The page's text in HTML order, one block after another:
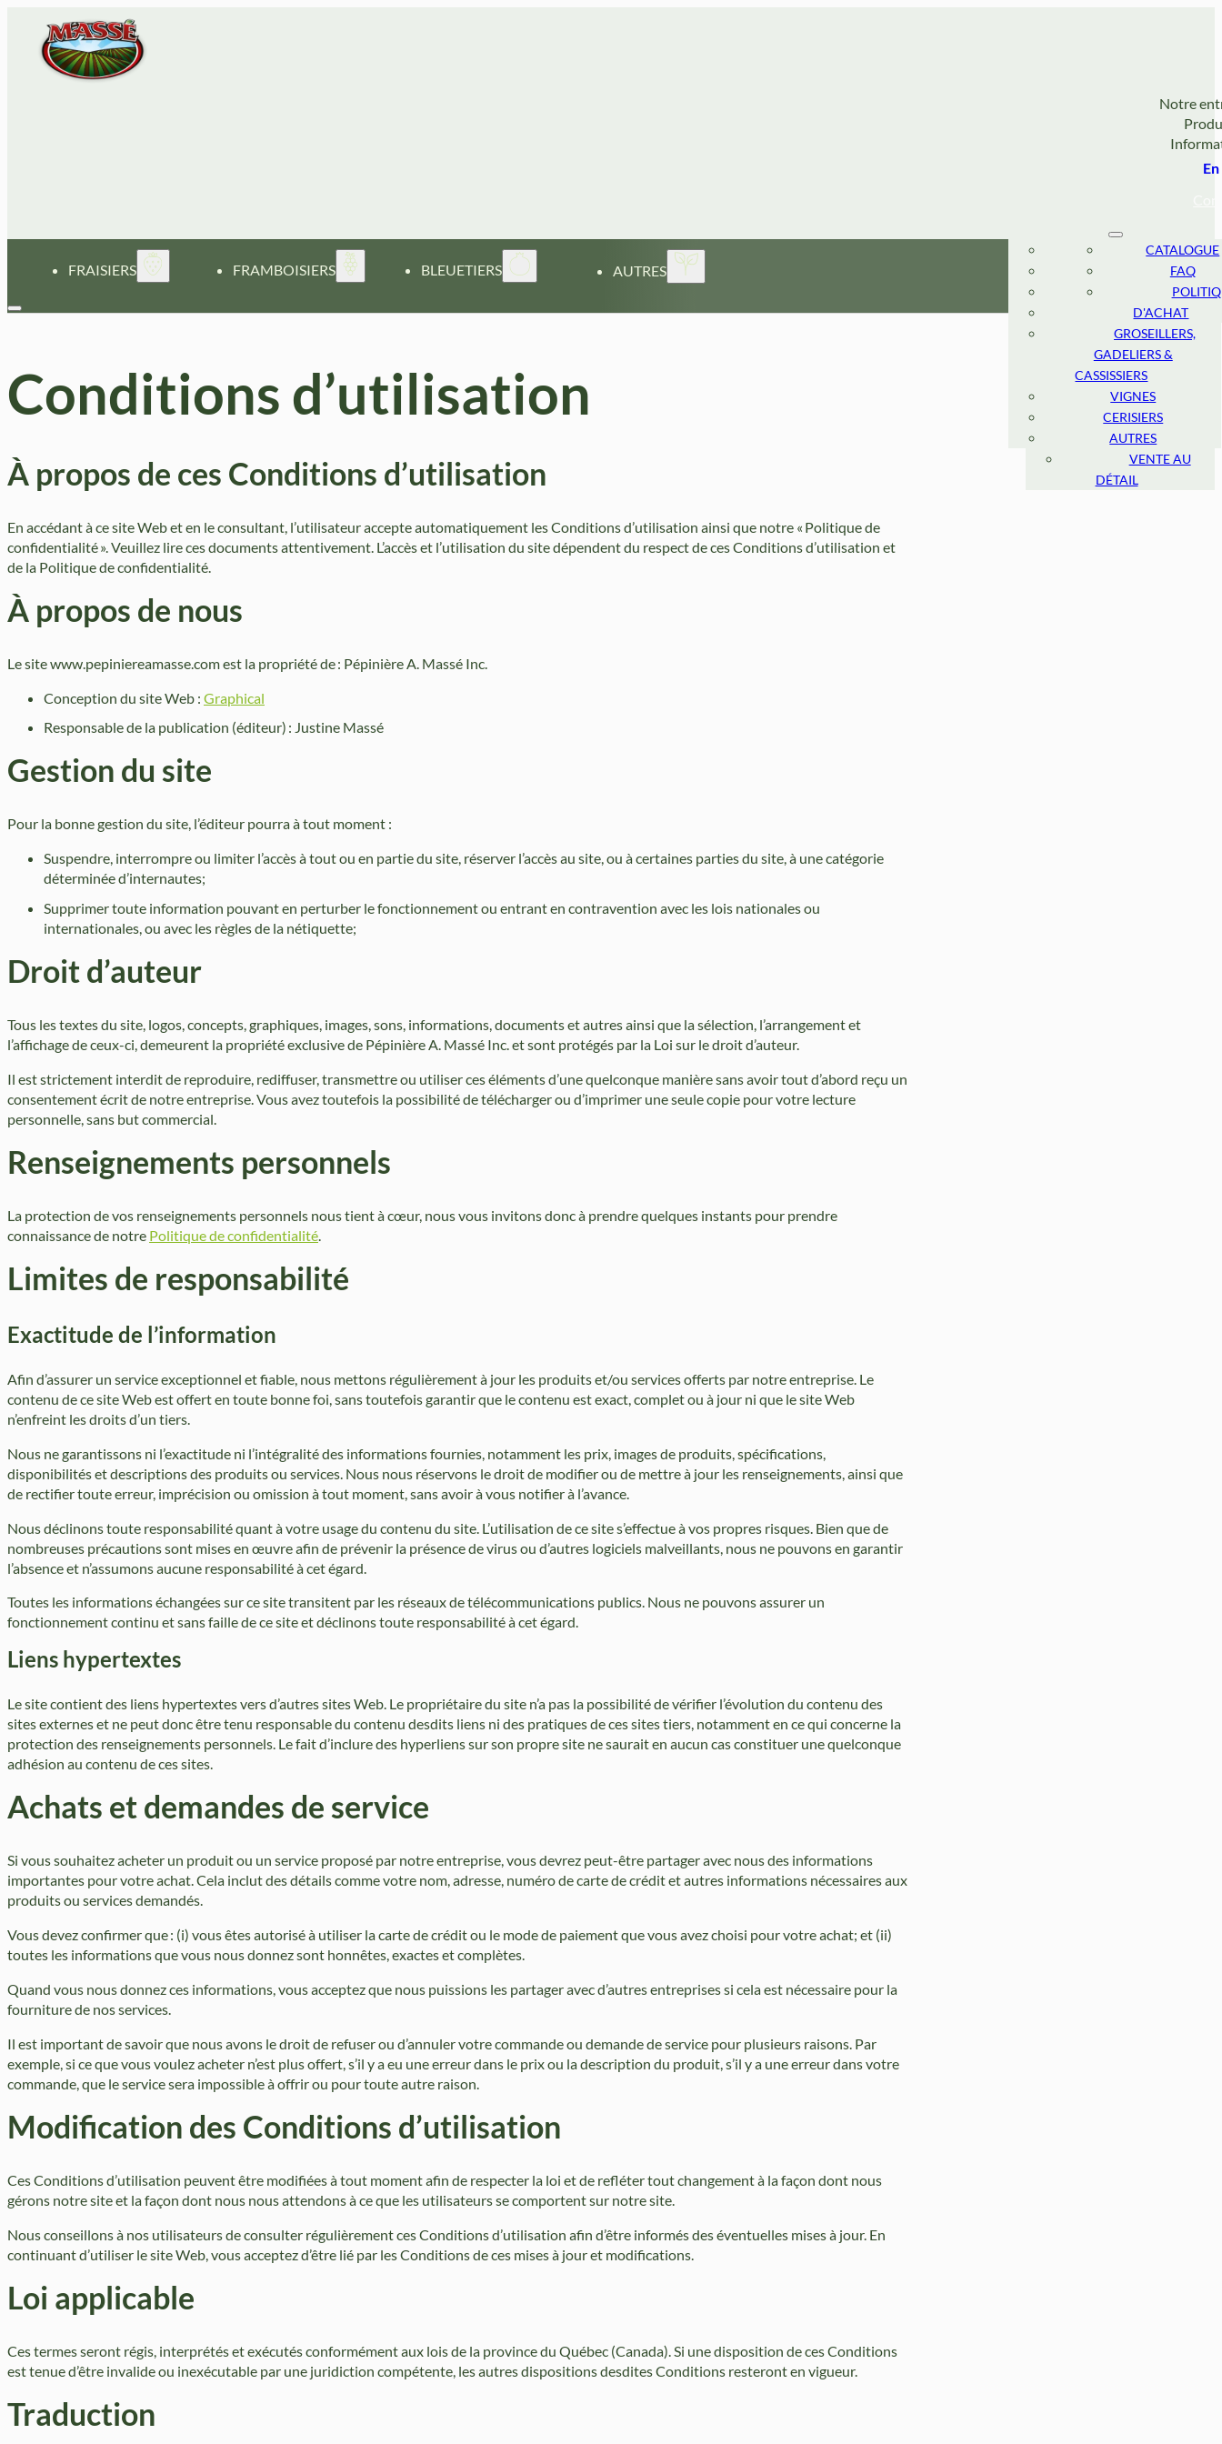
Notre
À PROPOS
RECHERCHE ET
DÉVELOPPEMENT
CULTURE
RESPONSABLE
MARCHÉ
CANADIEN
MARCHÉ
AMÉRICAIN
VENTE AU
DÉTAIL
FRAISIERS
FRAMBOISIERS
MÛRIERS
GROSEILLERS,
GADELIERS &
CASSISSIERS
VIGNES
CERISIERS
AUTRES
CATALOGUE
FAQ
D'ACHAT
En
FRAISIERS FRAMBOISIERS BLEUETIERS AUTRES
Conditions d’utilisation
À propos de ces Conditions d’utilisation
En accédant à ce site Web et en le consultant, l’utilisateur accepte automatiquement les Conditions d’utilisation ainsi que notre « Politique de
confidentialité ». Veuillez lire ces documents attentivement. L’accès et l’utilisation du site dépendent du respect de ces Conditions d’utilisation et
de la Politique de confidentialité.
À propos de nous
Le site www.pepiniereamasse.com est la propriété de : Pépinière A. Massé Inc.
Conception du site Web : Graphical
Responsable de la publication (éditeur) : Justine Massé
Gestion du site
Pour la bonne gestion du site, l’éditeur pourra à tout moment :
Suspendre, interrompre ou limiter l’accès à tout ou en partie du site, réserver l’accès au site, ou à certaines parties du site, à une catégorie
déterminée d’internautes;
Supprimer toute information pouvant en perturber le fonctionnement ou entrant en contravention avec les lois nationales ou
internationales, ou avec les règles de la nétiquette;
Droit d’auteur
Tous les textes du site, logos, concepts, graphiques, images, sons, informations, documents et autres ainsi que la sélection, l’arrangement et
l’affichage de ceux-ci, demeurent la propriété exclusive de Pépinière A. Massé Inc. et sont protégés par la Loi sur le droit d’auteur.
Il est strictement interdit de reproduire, rediffuser, transmettre ou utiliser ces éléments d’une quelconque manière sans avoir tout d’abord reçu un
consentement écrit de notre entreprise. Vous avez toutefois la possibilité de télécharger ou d’imprimer une seule copie pour votre lecture
personnelle, sans but commercial.
Renseignements personnels
La protection de vos renseignements personnels nous tient à cœur, nous vous invitons donc à prendre quelques instants pour prendre
connaissance de notre Politique de confidentialité
Limites de responsabilité
Exactitude de l’information
Afin d’assurer un service exceptionnel et fiable, nous mettons régulièrement à jour les produits et/ou services offerts par notre entreprise. Le
contenu de ce site Web est offert en toute bonne foi, sans toutefois garantir que le contenu est exact, complet ou à jour ni que le site Web
n’enfreint les droits d’un tiers.
Nous ne garantissons ni l’exactitude ni l’intégralité des informations fournies, notamment les prix, images de produits, spécifications,
disponibilités et descriptions des produits ou services. Nous nous réservons le droit de modifier ou de mettre à jour les renseignements, ainsi que
de rectifier toute erreur, imprécision ou omission à tout moment, sans avoir à vous notifier à l’avance.
Nous déclinons toute responsabilité quant à votre usage du contenu du site. L’utilisation de ce site s’effectue à vos propres risques. Bien que de
nombreuses précautions sont mises en œuvre afin de prévenir la présence de virus ou d’autres logiciels malveillants, nous ne pouvons en garantir
l’absence et n’assumons aucune responsabilité à cet égard.
Toutes les informations échangées sur ce site transitent par les réseaux de télécommunications publics. Nous ne pouvons assurer un
fonctionnement continu et sans faille de ce site et déclinons toute responsabilité à cet égard.
Liens hypertextes
Le site contient des liens hypertextes vers d’autres sites Web. Le propriétaire du site n’a pas la possibilité de vérifier l’évolution du contenu des
sites externes et ne peut donc être tenu responsable du contenu desdits liens ni des pratiques de ces sites tiers, notamment en ce qui concerne la
protection des renseignements personnels. Le fait d’inclure des hyperliens sur son propre site ne saurait en aucun cas constituer une quelconque
adhésion au contenu de ces sites.
Achats et demandes de service
Si vous souhaitez acheter un produit ou un service proposé par notre entreprise, vous devrez peut-être partager avec nous des informations
importantes pour votre achat. Cela inclut des détails comme votre nom, adresse, numéro de carte de crédit et autres informations nécessaires aux
produits ou services demandés.
Vous devez confirmer que : (i) vous êtes autorisé à utiliser la carte de crédit ou le mode de paiement que vous avez choisi pour votre achat; et (ii)
toutes les informations que vous nous donnez sont honnêtes, exactes et complètes.
Quand vous nous donnez ces informations, vous acceptez que nous puissions les partager avec d’autres entreprises si cela est nécessaire pour la
fourniture de nos services.
Il est important de savoir que nous avons le droit de refuser ou d’annuler votre commande ou demande de service pour plusieurs raisons. Par
exemple, si ce que vous voulez acheter n’est plus offert, s’il y a eu une erreur dans le prix ou la description du produit, s’il y a une erreur dans votre
commande, que le service sera impossible à offrir ou pour toute autre raison.
Modification des Conditions d’utilisation
Ces Conditions d’utilisation peuvent être modifiées à tout moment afin de respecter la loi et de refléter tout changement à la façon dont nous
gérons notre site et la façon dont nous nous attendons à ce que les utilisateurs se comportent sur notre site.
Nous conseillons à nos utilisateurs de consulter régulièrement ces Conditions d’utilisation afin d’être informés des éventuelles mises à jour. En
continuant d’utiliser le site Web, vous acceptez d’être lié par les Conditions de ces mises à jour et modifications.
Loi applicable
Ces termes seront régis, interprétés et exécutés conformément aux lois de la province du Québec (Canada). Si une disposition de ces Conditions
est tenue d’être invalide ou inexécutable par une juridiction compétente, les autres dispositions desdites Conditions resteront en vigueur.
Traduction